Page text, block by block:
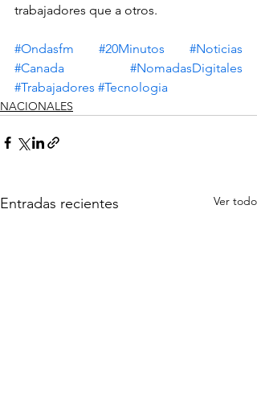
trabajadores que a otros.
#Ondasfm #20Minutos
#Noticias
#Canada
#NomadasDigitales
#Trabajadores #Tecnologia
NACIONALES
Entradas recientes Ver todo